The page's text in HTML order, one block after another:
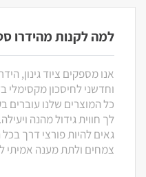
למה לקנות מהידרו
אנו מספקים ציוד גינון,
וחדשני לחיסכון מקסימלי
כל המוצרים שלנו עוברים
לך חווית גידול מהנה ויעילה.
גאים להיות פורצי דרך בכל
צמחים ולתת מענה אמיתי